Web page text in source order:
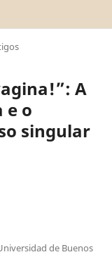
A
e o
singular
de Buenos